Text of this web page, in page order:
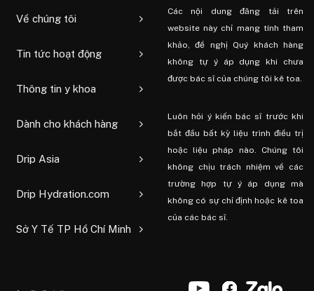
Về chúng tôi
Tin tức hoạt động
Thông tin y khoa
Dành cho khách hàng
Drip Asia
Drip Hydration.com
Sở Y Tế TP Hồ Chí Minh
Các nội dung đăng tải trên
website này chỉ mang tính tham
khảo, đề nghị Quý khách hàng
không tự ý áp dụng khi chưa
được bác sĩ của chúng tôi kê toa.
Luôn hỏi ý kiến ​​bác sĩ trước khi
bắt đầu bất kỳ liệu trình điều trị
hoặc liệu pháp nào. Chúng tôi
không chịu trách nhiệm về các
trường hợp tự ý áp dụng mà
không có sự chỉ định hoặc kê toa
của các bác sĩ.